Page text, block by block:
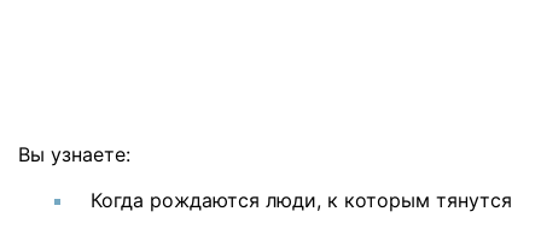
Вы узнаете:
Когда рождаются люди, к которым тянутся